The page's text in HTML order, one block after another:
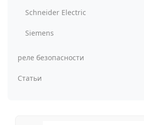
Schneider Electric
Siemens
реле безопасности
Статьи